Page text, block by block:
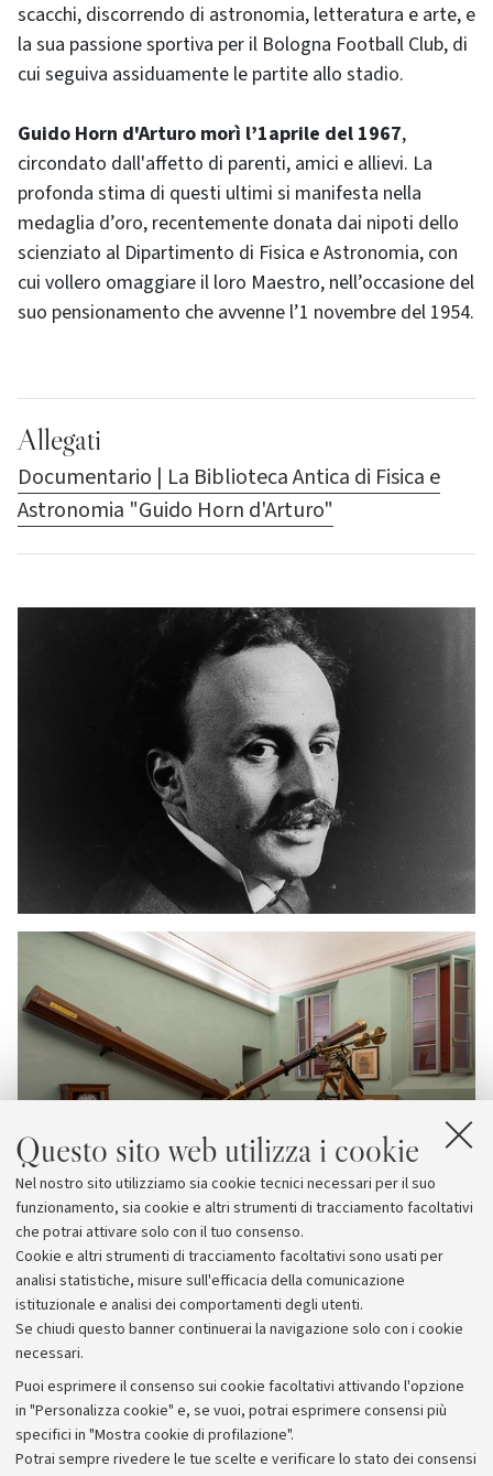
Questo sito web utilizza i cookie
Nel nostro sito utilizziamo sia cookie tecnici necessari per il suo
funzionamento, sia cookie e altri strumenti di tracciamento facoltativi
che potrai attivare solo con il tuo consenso.
Cookie e altri strumenti di tracciamento facoltativi sono usati per
analisi statistiche, misure sull'efficacia della comunicazione
istituzionale e analisi dei comportamenti degli utenti.
Se chiudi questo banner continuerai la navigazione solo con i cookie
necessari.
Puoi esprimere il consenso sui cookie facoltativi attivando l'opzione
in "Personalizza cookie" e, se vuoi, potrai esprimere consensi più
specifici in "Mostra cookie di profilazione".
Potrai sempre rivedere le tue scelte e verificare lo stato dei consensi
scacchi, discorrendo di astronomia, letteratura e arte, e
la sua passione sportiva per il Bologna Football Club, di
cui seguiva assiduamente le partite allo stadio.
Guido Horn d'Arturo morì l’1aprile del 1967,
circondato dall'affetto di parenti, amici e allievi. La
profonda stima di questi ultimi si manifesta nella
medaglia d’oro, recentemente donata dai nipoti dello
scienziato al Dipartimento di Fisica e Astronomia, con
cui vollero omaggiare il loro Maestro, nell’occasione del
suo pensionamento che avvenne l’1 novembre del 1954.
Allegati
Documentario | La Biblioteca Antica di Fisica e
Astronomia "Guido Horn d'Arturo"
Archivio
Comunicati stampa
Redazione